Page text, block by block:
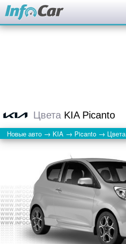
Цвета KIA Picanto
Новые авто → KIA → Picanto → Цвета